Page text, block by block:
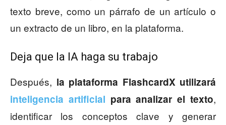
texto breve, como un párrafo de un artículo o
un extracto de un libro, en la plataforma.
Deja que la IA haga su trabajo
Después, la plataforma FlashcardX utilizará
inteligencia artificial para analizar el texto,
identificar los conceptos clave y generar